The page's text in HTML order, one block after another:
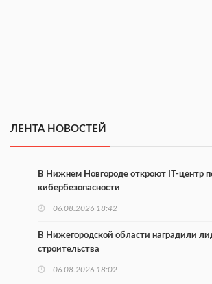
ЛЕНТА НОВОСТЕЙ
В Нижнем Новгороде откроют IT-центр
кибербезопасности
06.08.2026 18:42
В Нижегородской области наградили
строительства
06.08.2026 18:02